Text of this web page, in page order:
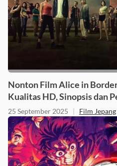
Nonton Film Alice in
Kualitas HD, Sinopsis dan
25 September 2025 | Film Jepang